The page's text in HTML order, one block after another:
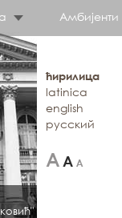
Амбијенти
ћирилица
latinica
english
русский